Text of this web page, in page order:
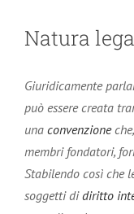
Natura
Giuridicamente
può essere creata
una convenzione
membri fondatori,
Stabilendo così che
soggetti didiritto